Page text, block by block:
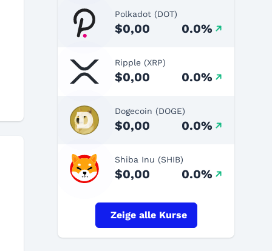
Polkadot (DOT)
$0,00 0.0%
Ripple (XRP)
$0,00 0.0%
Dogecoin (DOGE)
$0,00 0.0%
Shiba Inu (SHIB)
$0,00 0.0%
Zeige alle Kurse